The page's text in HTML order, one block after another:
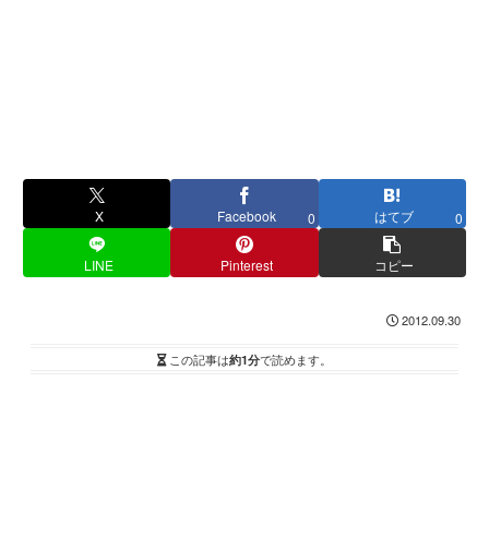
X Facebook 0 はてブ 0
LINE Pinterest コピー
2012.09.30
この記事は約1分で読めます。